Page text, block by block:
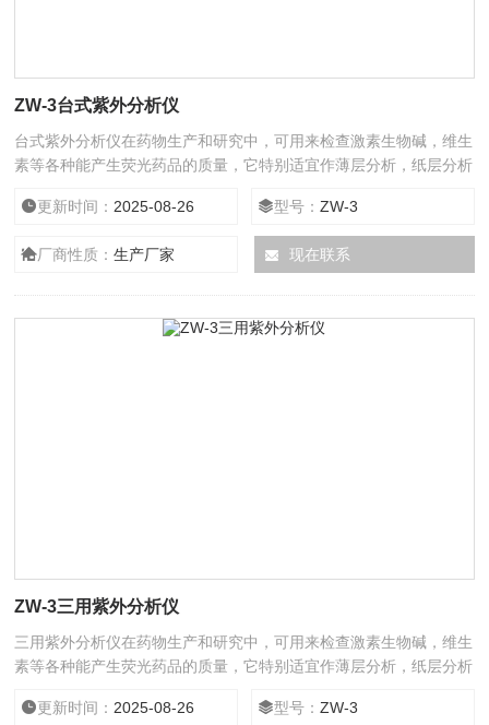
ZW-3台式紫外分析仪
台式紫外分析仪在药物生产和研究中，可用来检查激素生物碱，维生
素等各种能产生荧光药品的质量，它特别适宜作薄层分析，纸层分析
更新时间： 2025-08-26 型号：ZW-3
厂商性质：生产厂家 现在联系
ZW-3三用紫外分析仪
三用紫外分析仪在药物生产和研究中，可用来检查激素生物碱，维生
素等各种能产生荧光药品的质量，它特别适宜作薄层分析，纸层分析
更新时间： 2025-08-26 型号：ZW-3